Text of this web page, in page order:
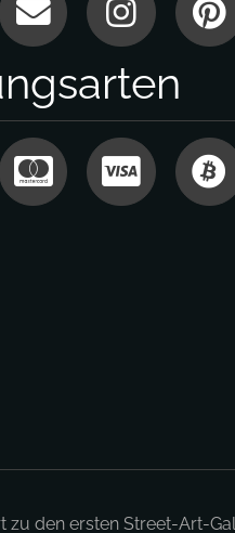
zu den ersten Street-Art-